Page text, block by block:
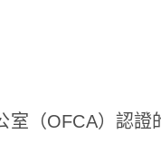
（OFCA）認